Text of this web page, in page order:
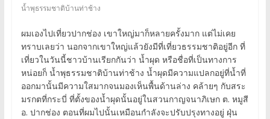
น้ำพุธรรมชาติบ้านท่าช้าง
ผมเองไปเที่ยวปากช่อง เขาใหญ่มาก็หลายครั้งมาก แต่ไม่เคย
ทราบเลยว่า นอกจากเขาใหญ่แล้วยังมีที่เที่ยวธรรมชาติอยู่อีก ที่
เที่ยวในวันนี้ชาวบ้านเรียกกันว่า น้ำผุด หรือชื่อที่เป็นทางการ
หน่อยก็ น้ำพุธรรมชาติบ้านท่าช้าง น้ำผุดมีความแปลกอยู่ที่น้ำที่
ออกมานั้นมีความใสมากจนมองเห็นพื้นด้านล่าง คล้ายๆ กับสระ
มรกตที่กระบี่ ที่ตั้งของน้ำผุดนั้นอยู่ในสวนกาญจนาภิเษก ต. หมูสี
อ. ปากช่อง ตอนที่ผมไปนั้นเหมือนกำลังจะปรับปรุงทางอยู่ ฝุ่น